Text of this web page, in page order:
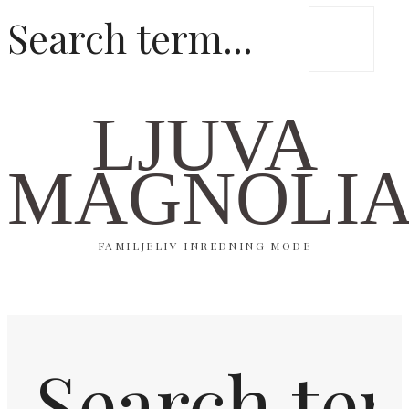
LJUVA
FAMILJELIV INREDNING MODE